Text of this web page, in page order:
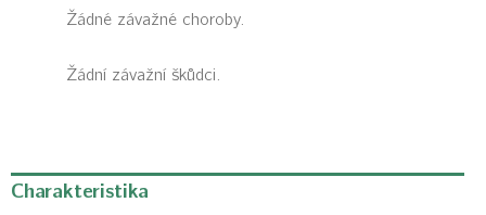
Žádné závažné choroby.
Žádní závažní škůdci.
Charakteristika